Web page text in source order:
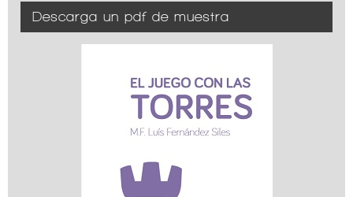
Descarga un pdf de muestra